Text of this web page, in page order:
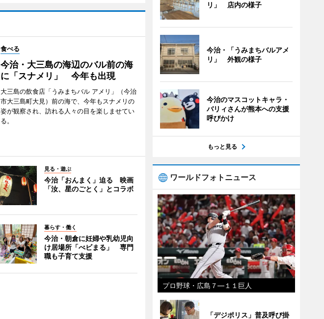
食べる
今治・大三島の海辺のバル前の海
に「スナメリ」 今年も出現
大三島の飲食店「うみまちバル アメリ」（今治
市大三島町大見）前の海で、今年もスナメリの
姿が観察され、訪れる人々の目を楽しませてい
る。
見る・遊ぶ
今治「おんまく」迫る 映画
「汝、星のごとく」とコラボ
暮らす・働く
今治・朝倉に妊婦や乳幼児向
け居場所「べビまる」 専門
職も子育て支援
リ」 店内の様子
今治・「うみまちバルアメ
リ」 外観の様子
今治のマスコットキャラ・
バリィさんが熊本への支援
呼びかけ
もっと見る
ワールドフォトニュース
プロ野球・広島７―１１巨人
「デジポリス」普及呼び掛